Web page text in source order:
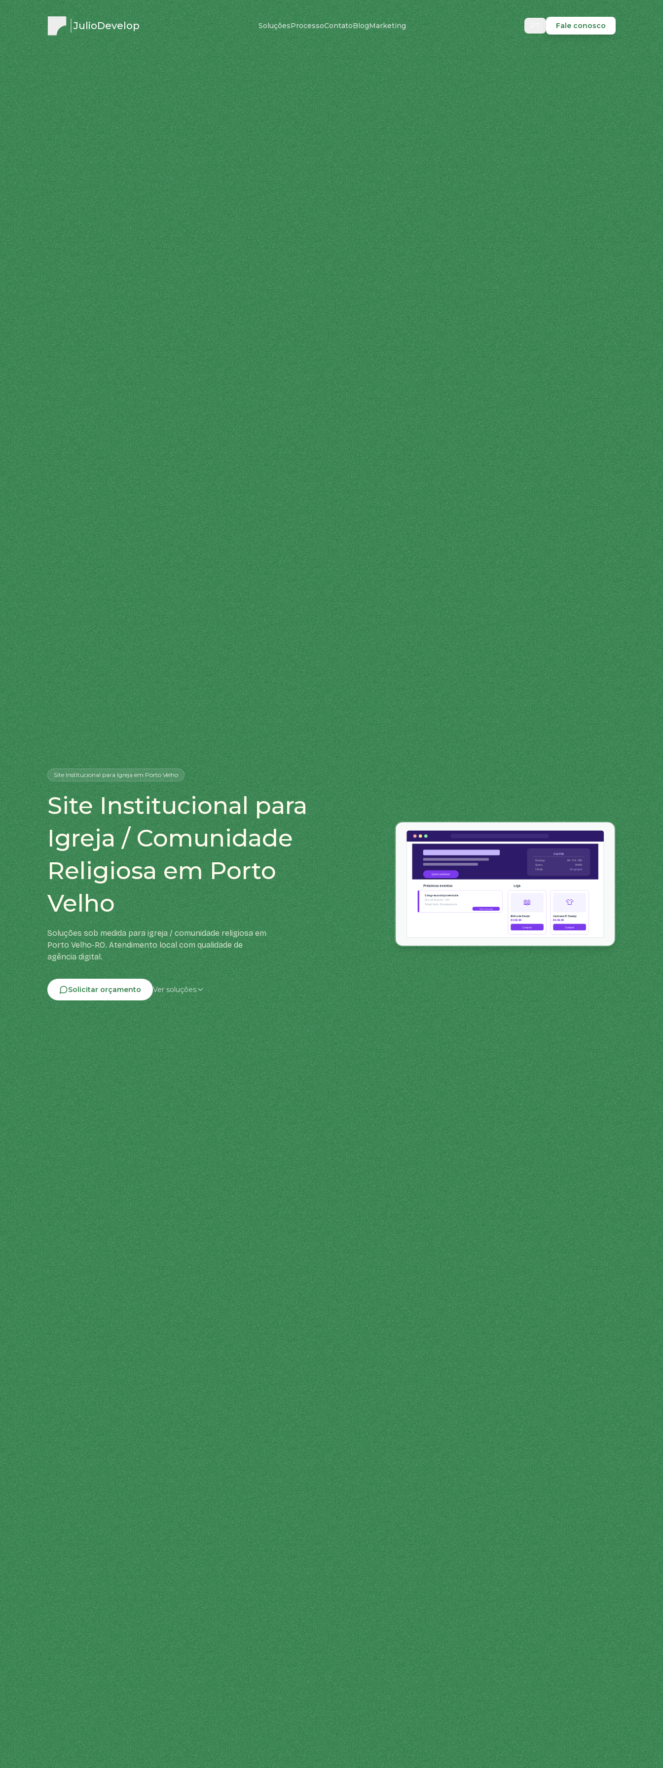
JulioDevelop SoluçõesProcessoContatoBlogMarketing Fale conosco
Site Institucionalpara Igrejaem Porto Velho
Site Institucional para
Igreja / Comunidade
Religiosa em Porto
Velho
Soluções sob medida para igreja / comunidade religiosa em
Porto Velho-RO. Atendimento local com qualidade de
agência digital.
Solicitar orçamento Ver soluções